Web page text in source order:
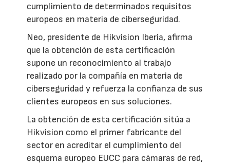
cumplimiento de determinados requisitos
europeos en materia de ciberseguridad.
Neo, presidente de Hikvision Iberia, afirma
que la obtención de esta certificación
supone un reconocimiento al trabajo
realizado por la compañía en materia de
ciberseguridad y refuerza la confianza de sus
clientes europeos en sus soluciones.
La obtención de esta certificación sitúa a
Hikvision como el primer fabricante del
sector en acreditar el cumplimiento del
esquema europeo EUCC para cámaras de red,